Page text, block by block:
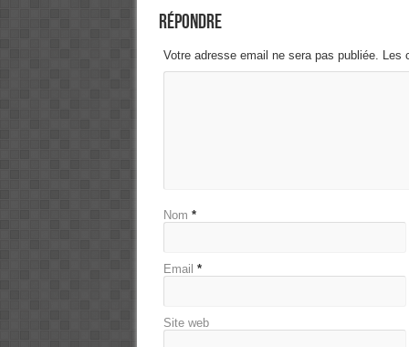
Répondre
Votre adresse email ne sera pas publiée.
Nom *
Email *
Site web